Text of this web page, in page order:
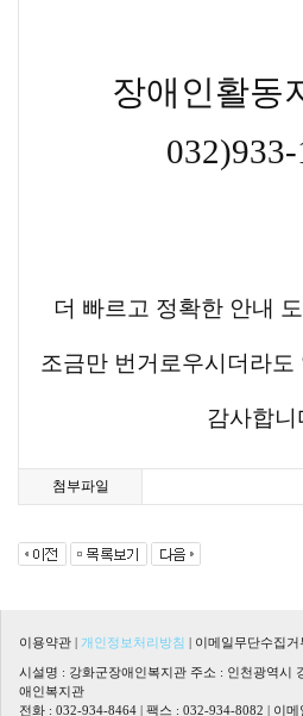
장애인활동
더 빠르고 정확한 안내
조금만 번거로우시더라
감사합니
첨부파일
이용약관 | 개인정보처리방침 | 이메일무단수집거
시설명 : 강화군장애인복지관 주소 : 인천광역시
애인복지관
전화 : 032-934-8464 | 팩스 : 032-934-8082 | 이메